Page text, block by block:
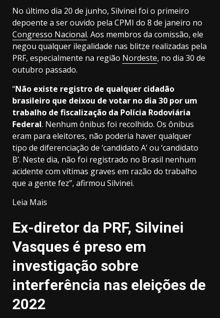
No último dia 20 de junho, Silvinei foi o primeiro
depoente a ser ouvido pela CPMI do 8 de janeiro no
Congresso Nacional. Aos membros da comissão, ele
negou qualquer ilegalidade nas blitze realizadas pela
PRF, especialmente na região Nordeste, no dia 30 de
outubro passado.
“Não existe registro de qualquer cidadão
brasileiro que deixou de votar no dia 30 por um
trabalho de fiscalização da Polícia Rodoviária
Federal. Nenhum ônibus foi recolhido. Os ônibus
eram para eleitores, não poderia haver qualquer
tipo de diferenciação de ‘candidato A’ ou ‘candidato
B’. Neste dia, não foi registrado no Brasil nenhum
acidente com vítimas graves em razão do trabalho
que a gente fez”, afirmou Silvinei.
Leia Mais
Ex-diretor da PRF, Silvinei
Vasques é preso em
investigação sobre
interferência nas eleições de
2022